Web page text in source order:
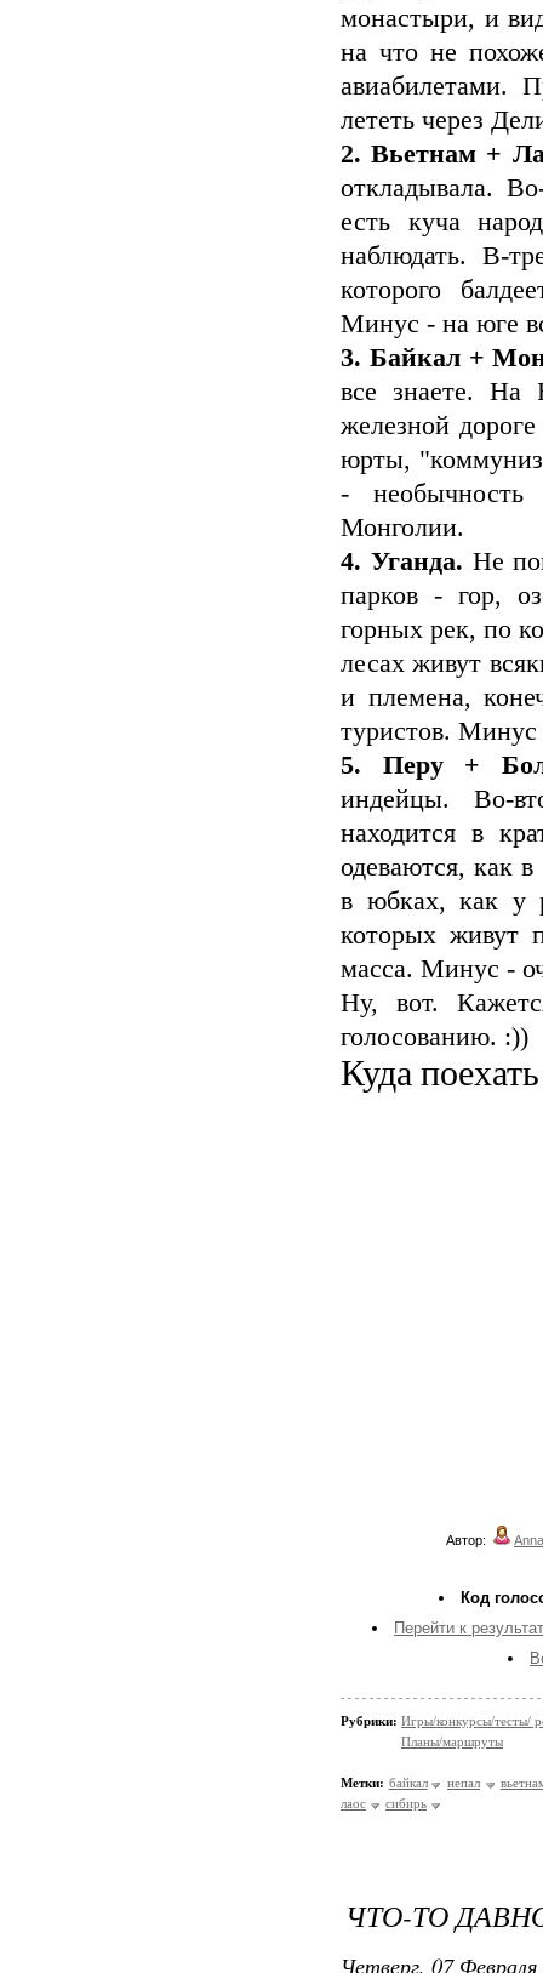
монастыри, и
на что не
авиабилетами.
лететь через
2. Вьетнам +
откладывала.
есть куча
наблюдать. В-
которого
Минус - на юге
3. Байкал +
все знаете. На
железной
юрты,
-
Монголии.
4. Уганда. Не
парков - гор,
горных рек, по
лесах живут
и племена,
туристов. Минус
5. Перу +
индейцы. Во-
находится в
одеваются, как
в юбках, как у
которых живут
масса. Минус -
Ну, вот.
голосованию. :))
Куда
Автор:
Код
Перейти к
Рубрики: Игры/конкурсы/тесты/
Планы/маршруты
Метки: байкал непал
лаос
сибирь
ЧТО-ТО
Четверг, 07